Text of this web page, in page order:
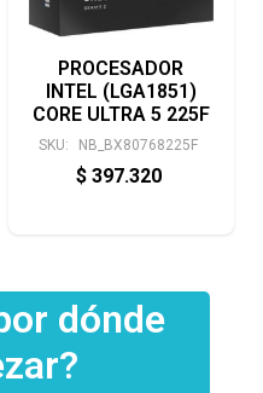
PROCESADOR
INTEL (LGA1851)
CORE ULTRA 5 225F
SKU: NB_BX80768225F
$ 397.320
dónde